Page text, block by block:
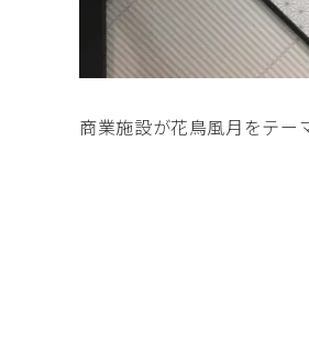
商業施設が花鳥風月をテー